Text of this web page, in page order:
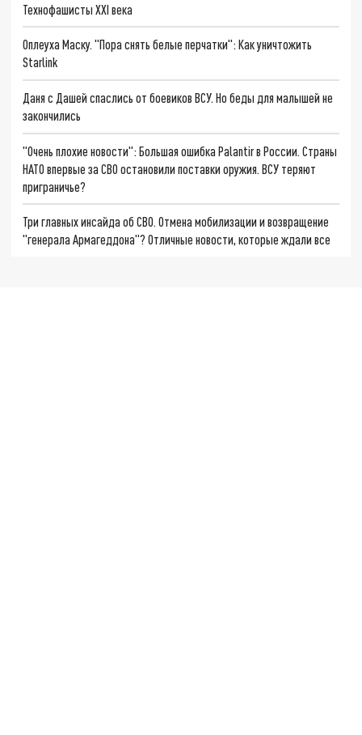
Технофашисты XXI века
Оплеуха Маску. "Пора снять белые перчатки": Как уничтожить
Starlink
Даня с Дашей спаслись от боевиков ВСУ. Но беды для малышей не
закончились
"Очень плохие новости": Большая ошибка Palantir в России. Страны
НАТО впервые за СВО остановили поставки оружия. ВСУ теряют
приграничье?
Три главных инсайда об СВО. Отмена мобилизации и возвращение
"генерала Армагеддона"? Отличные новости, которые ждали все